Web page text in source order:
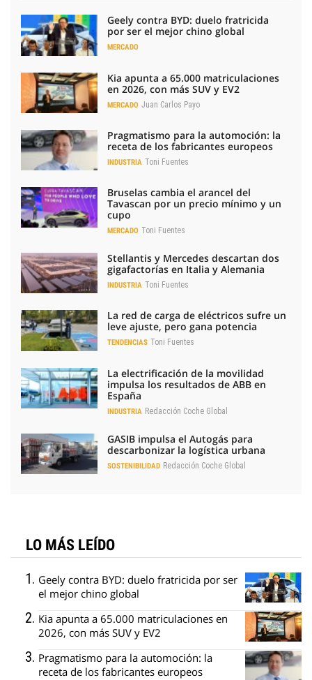
Geely contra BYD: duelo fratricida
por ser el mejor chino global
MERCADO
Kia apunta a 65.000 matriculaciones
en 2026, con más SUV y EV2
MERCADO Juan Carlos Payo
Pragmatismo para la automoción: la
receta de los fabricantes europeos
INDUSTRIA Toni Fuentes
Bruselas cambia el arancel del
Tavascan por un precio mínimo y un
cupo
MERCADO Toni Fuentes
Stellantis y Mercedes descartan dos
gigafactorías en Italia y Alemania
INDUSTRIA Toni Fuentes
La red de carga de eléctricos sufre un
leve ajuste, pero gana potencia
TENDENCIAS Toni Fuentes
La electrificación de la movilidad
impulsa los resultados de ABB en
España
INDUSTRIA Redacción Coche Global
GASIB impulsa el Autogás para
descarbonizar la logística urbana
SOSTENIBILIDAD Redacción Coche Global
LO MÁS LEÍDO
Geely contra BYD: duelo fratricida por ser
el mejor chino global
Kia apunta a 65.000 matriculaciones en
2026, con más SUV y EV2
Pragmatismo para la automoción: la
receta de los fabricantes europeos